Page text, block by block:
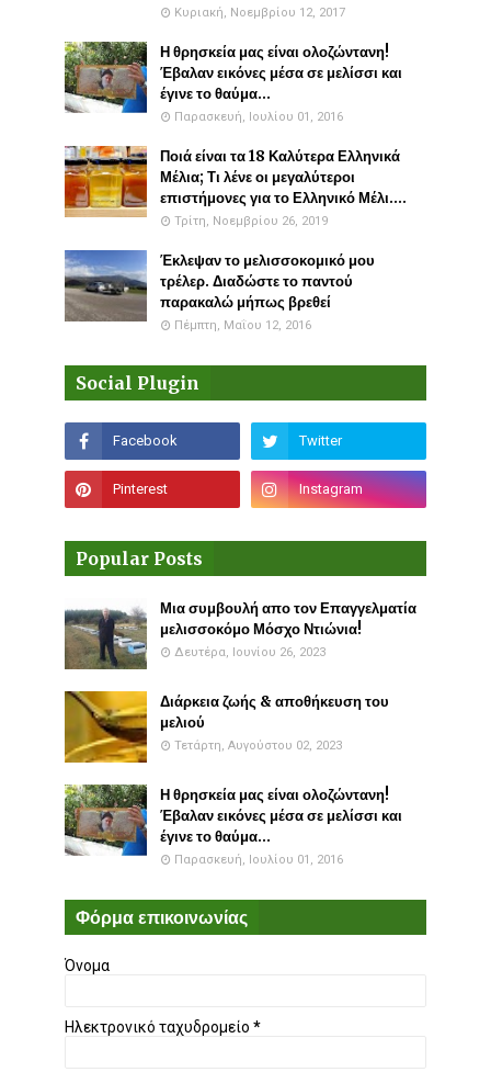
Κυριακή, Νοεμβρίου 12, 2017
Η θρησκεία μας είναι ολοζώντανη!
Έβαλαν εικόνες μέσα σε μελίσσι και
έγινε το θαύμα...
Παρασκευή, Ιουλίου 01, 2016
Ποιά είναι τα 18 Καλύτερα Ελληνικά
Μέλια; Τι λένε οι μεγαλύτεροι
επιστήμονες για το Ελληνικό Μέλι....
Τρίτη, Νοεμβρίου 26, 2019
Έκλεψαν το μελισσοκομικό μου
τρέλερ. Διαδώστε το παντού
παρακαλώ μήπως βρεθεί
Πέμπτη, Μαΐου 12, 2016
Social Plugin
Popular Posts
Μια συμβουλή απο τον Επαγγελματία
μελισσοκόμο Μόσχο Ντιώνια!
Δευτέρα, Ιουνίου 26, 2023
Διάρκεια ζωής & αποθήκευση του
μελιού
Τετάρτη, Αυγούστου 02, 2023
Η θρησκεία μας είναι ολοζώντανη!
Έβαλαν εικόνες μέσα σε μελίσσι και
έγινε το θαύμα...
Παρασκευή, Ιουλίου 01, 2016
Φόρμα επικοινωνίας
Όνομα
Ηλεκτρονικό ταχυδρομείο *